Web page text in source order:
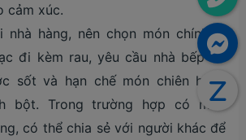
cảm xúc.
nhà hàng, nên chọn món chính là
đi kèm rau, yêu cầu nhà bếp để
sốt và hạn chế món chiên hoặc
bột. Trong trường hợp có món
có thể chia sẻ với người khác để